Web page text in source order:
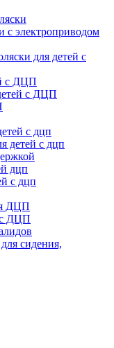
с электроприводом
для детей с
с ДЦП
с ДЦП
с дцп
детей с дцп
дцп
с дцп
ДЦП
с ДЦП
сидения,